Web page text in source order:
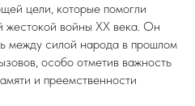
цели, которые помогли
жестокой войны XX века. Он
между силой народа в прошлом
особо отметив важность
и преемственности